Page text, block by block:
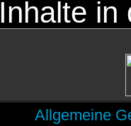
Inhalte in
Allgemeine